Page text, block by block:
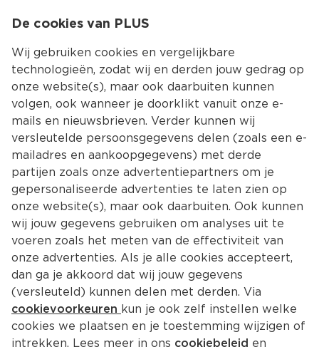
Kies jouw
Terug Producten
Graduate Vodka Apple
De cookies van PLUS
Wij gebruiken cookies en vergelijkbare
technologieën, zodat wij en derden jouw gedrag op
onze website(s), maar ook daarbuiten kunnen
volgen, ook wanneer je doorklikt vanuit onze e-
mails en nieuwsbrieven. Verder kunnen wij
versleutelde persoonsgegevens delen (zoals een e-
mailadres en aankoopgegevens) met derde
partijen zoals onze advertentiepartners om je
gepersonaliseerde advertenties te laten zien op
onze website(s), maar ook daarbuiten. Ook kunnen
wij jouw gegevens gebruiken om analyses uit te
voeren zoals het meten van de effectiviteit van
onze advertenties. Als je alle cookies accepteert,
dan ga je akkoord dat wij jouw gegevens
(versleuteld) kunnen delen met derden. Via
cookievoorkeuren kun je ook zelf instellen welke
cookies we plaatsen en je toestemming wijzigen of
intrekken. Lees meer in ons cookiebeleid en